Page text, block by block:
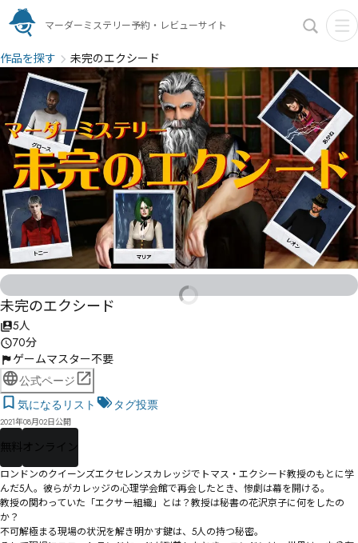
マーダーミステリー予約・レビューサイト
作品を探す 未完のエクシード
未完のエクシード
5人
70分
ゲームマスター不要
公式ページ
気になるリスト
タグ投票
2021年08月02日公開
無料 オンライン
ロンドンのクイーンズエクセレンスカレッジでトマス・エクシード教授のもとに学
んだ5人。彼らがカレッジの心理学会館で再会したとき、惨劇は幕を開ける。
教授の関わっていた「エクサー組織」とは？教授は秘書の花沢京子に何をしたの
か？
不可解極まる現場の状況を解き明かす鍵は、5人の持つ秘密。